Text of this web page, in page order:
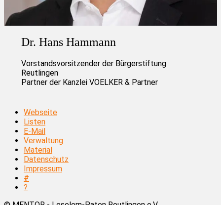
Dr. Hans Hammann
Vorstandsvorsitzender der Bürgerstiftung
Reutlingen
Partner der Kanzlei VOELKER & Partner
Webseite
Listen
E-Mail
Verwaltung
Material
Datenschutz
Impressum
#
?